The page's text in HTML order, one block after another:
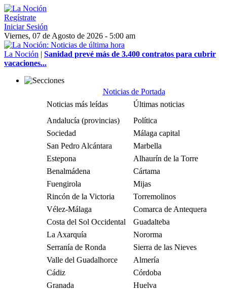
Regístrate
Iniciar Sesión
Viernes, 07 de Agosto de 2026 - 5:00 am
La Noción | Sanidad prevé más de 3.400 contratos para cubrir
vacaciones...
Noticias de Portada
Noticias más leídas
Últimas noticias
Andalucía (provincias)
Política
Sociedad
Málaga capital
San Pedro Alcántara
Marbella
Estepona
Alhaurín de la Torre
Benalmádena
Cártama
Fuengirola
Mijas
Rincón de la Victoria
Torremolinos
Vélez-Málaga
Comarca de Antequera
Costa del Sol Occidental
Guadalteba
La Axarquía
Nororma
Serranía de Ronda
Sierra de las Nieves
Valle del Guadalhorce
Almería
Cádiz
Córdoba
Granada
Huelva